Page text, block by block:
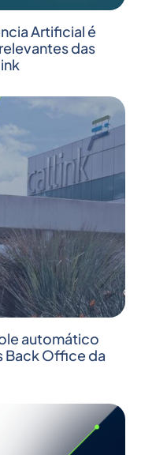
Artificial é
das
automático
Back Office da